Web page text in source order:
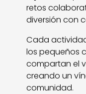
retos
diversión con
Cada
los pequeños
compartan el
creando un
comunidad.